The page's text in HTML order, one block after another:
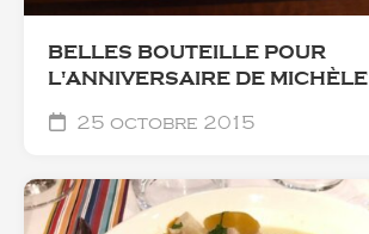
BELLES BOUTEILLE POUR
L'ANNIVERSAIRE DE MICHÈLE
25 octobre 2015